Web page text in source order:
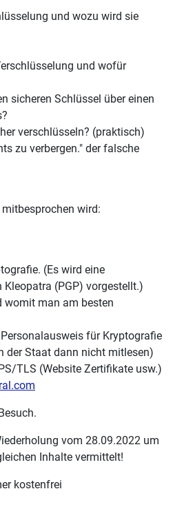
und wozu wird sie
und wofür
sicheren Schlüssel über einen
verschlüsseln? (praktisch)
zu verbergen." der falsche
wird:
(Es wird eine
(PGP) vorgestellt.)
womit man am besten
für Kryptografie
der Staat dann nicht mitlesen)
TLS (Website Zertifikate usw.)
vom 28.09.2022 um
Inhalte vermittelt!
kostenfrei